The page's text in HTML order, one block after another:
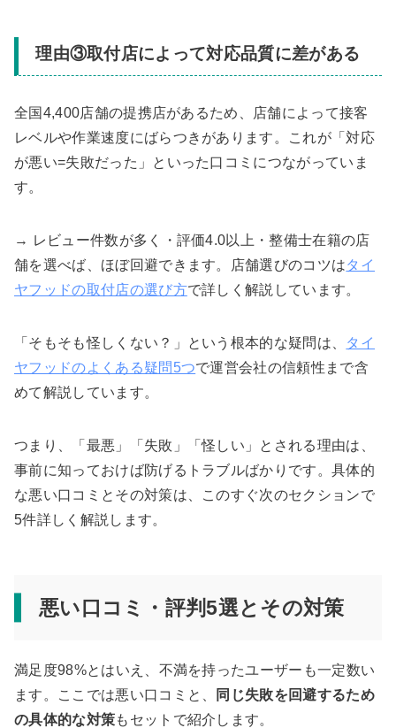
理由③取付店によって対応品質に差がある
全国4,400店舗の提携店があるため、店舗によって接客
レベルや作業速度にばらつきがあります。これが「対応
が悪い=失敗だった」といった口コミにつながっていま
す。
→ レビュー件数が多く・評価4.0以上・整備士在籍の店
舗を選べば、ほぼ回避できます。店舗選びのコツはタイ
ヤフッドの取付店の選び方で詳しく解説しています。
「そもそも怪しくない？」という根本的な疑問は、 タイ
ヤフッドのよくある疑問5つで運営会社の信頼性まで含
めて解説しています。
つまり、「最悪」「失敗」「怪しい」とされる理由は、
事前に知っておけば防げるトラブルばかりです。具体的
な悪い口コミとその対策は、このすぐ次のセクションで
5件詳しく解説します。
悪い口コミ・評判5選とその対策
満足度98%とはいえ、不満を持ったユーザーも一定数い
ます。ここでは悪い口コミと、
同じ失敗を回避するため
の具体的な対策もセットで紹介します。